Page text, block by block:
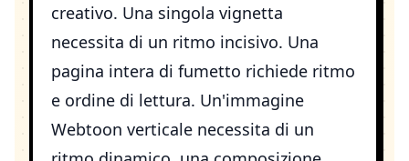
creativo. Una singola vignetta
necessita di un ritmo incisivo. Una
pagina intera di fumetto richiede ritmo
e ordine di lettura. Un'immagine
Webtoon verticale necessita di un